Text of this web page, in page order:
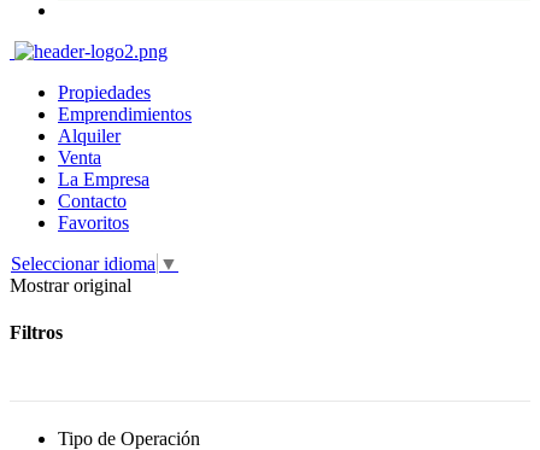
Propiedades
Emprendimientos
Alquiler
Venta
La Empresa
Contacto
Favoritos
Seleccionar idioma ▼
Mostrar original
Filtros
Tipo de Operación